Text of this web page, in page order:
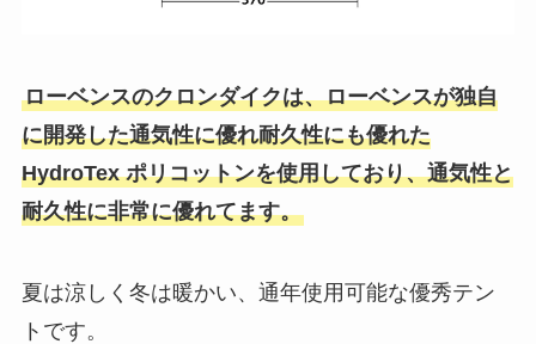
ローベンスのクロンダイクは、ローベンスが独自
に開発した通気性に優れ耐久性にも優れた
HydroTex ポリコットンを使用しており、通気性と
耐久性に非常に優れてます。
夏は涼しく冬は暖かい、通年使用可能な優秀テン
トです。